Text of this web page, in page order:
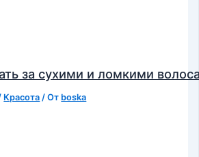
за сухими и ломкими
Красота / От boska